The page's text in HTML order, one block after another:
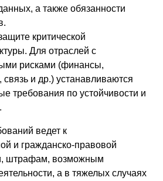
а также обязанности
критической
Для отраслей с
рисками (финансы,
связь и др.) устанавливаются
требования по устойчивости и
ведет к
и гражданско-правовой
штрафам, возможным
а в тяжелых случаях